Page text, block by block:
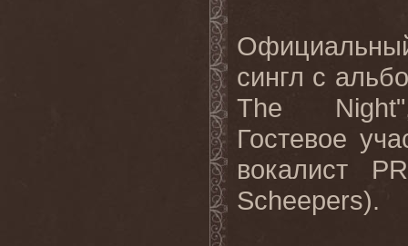
сингл с
The
Гостевое
вокалист
Scheepers).